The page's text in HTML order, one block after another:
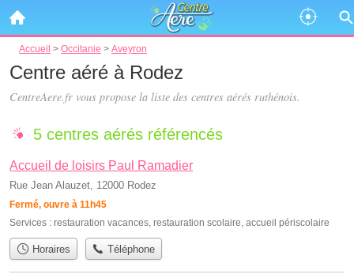
Accueil > Occitanie > Aveyron
Centre aéré à Rodez
CentreAere.fr vous propose la liste des centres aérés ruthénois.
5 centres aérés référencés
Accueil de loisirs Paul Ramadier
Rue Jean Alauzet, 12000 Rodez
Fermé, ouvre à 11h45
Services : restauration vacances, restauration scolaire, accueil périscolaire
Horaires Téléphone